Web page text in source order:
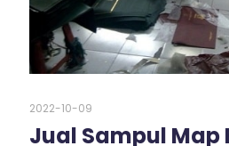
2022-10-09
Jual Sampul Map